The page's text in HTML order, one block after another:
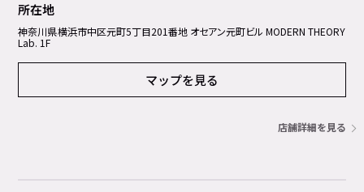
所在地
神奈川県横浜市中区元町5丁⽬201番地 オセアン元町ビル MODERN THEORY
Lab. 1F
マップを見る
店舗詳細を見る